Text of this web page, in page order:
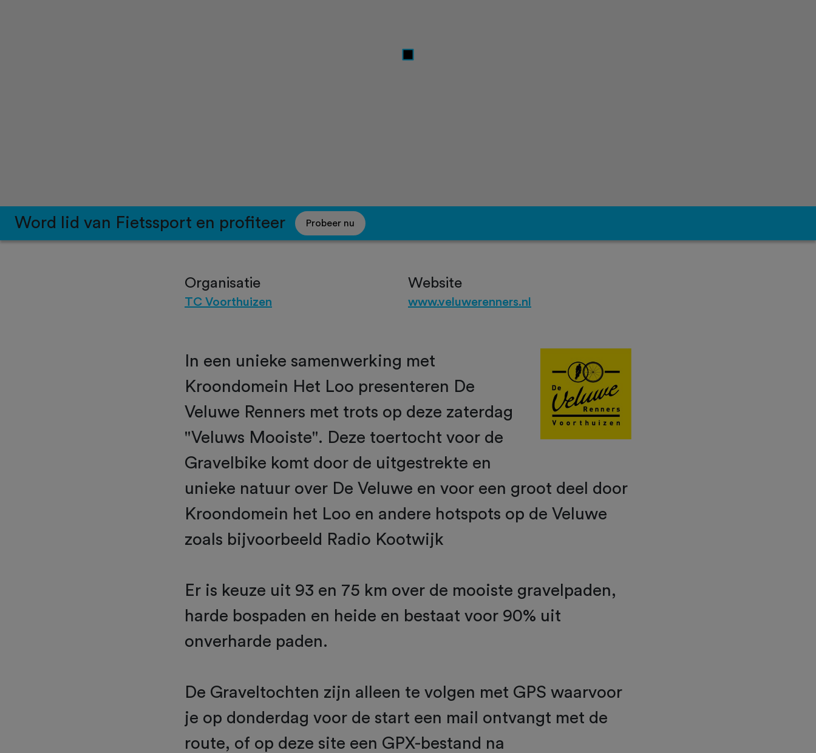
Word lid van Fietssport en profiteer Probeer nu
Organisatie
TC Voorthuizen
Website
www.veluwerenners.nl
In een unieke samenwerking met
Kroondomein Het Loo presenteren De
Veluwe Renners met trots op deze zaterdag
"Veluws Mooiste". Deze toertocht voor de
Gravelbike komt door de uitgestrekte en
unieke natuur over De Veluwe en voor een groot deel door
Kroondomein het Loo en andere hotspots op de Veluwe
zoals bijvoorbeeld Radio Kootwijk
Er is keuze uit 93 en 75 km over de mooiste gravelpaden,
harde bospaden en heide en bestaat voor 90% uit
onverharde paden.
De Graveltochten zijn alleen te volgen met GPS waarvoor
je op donderdag voor de start een mail ontvangt met de
route, of op deze site een GPX-bestand na